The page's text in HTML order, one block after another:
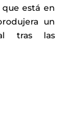
está en
un
tras las